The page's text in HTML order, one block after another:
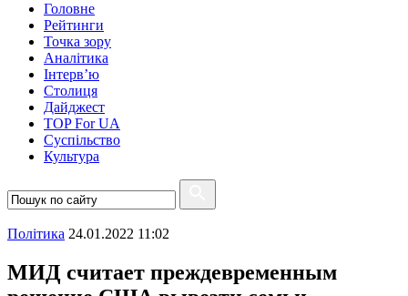
Головне
Рейтинги
Точка зору
Аналітика
Інтерв’ю
Столиця
Дайджест
TOP For UA
Суспiльство
Культура
Полiтика 24.01.2022 11:02
МИД считает преждевременным